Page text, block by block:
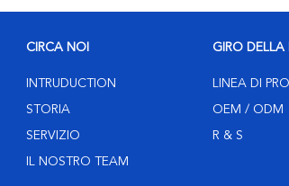
CIRCA NOI
INTRUDUCTION
STORIA
SERVIZIO
IL NOSTRO TEAM
GIRO DELLA
LINEA DI
OEM / ODM
R & S